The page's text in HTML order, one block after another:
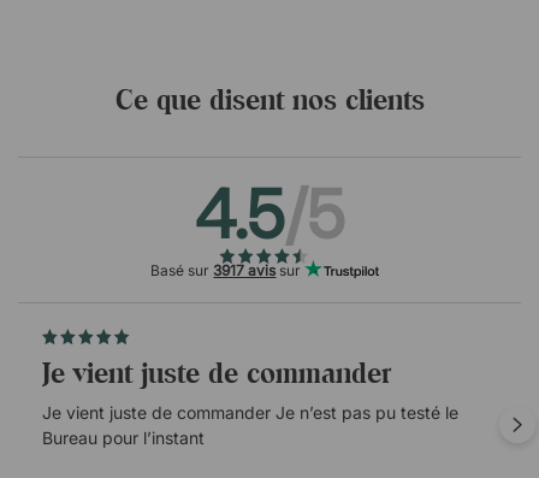
Ce que disent nos clients
4.5/5
Basé sur 3917 avis sur
Je vient juste de commander
Je vient juste de commander Je n’est pas pu testé le
Bureau pour l’instant